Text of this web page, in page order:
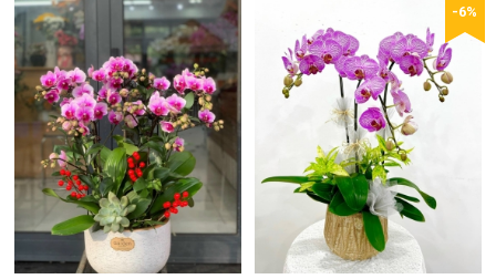
Mua ngay
-6%
Mua ngay